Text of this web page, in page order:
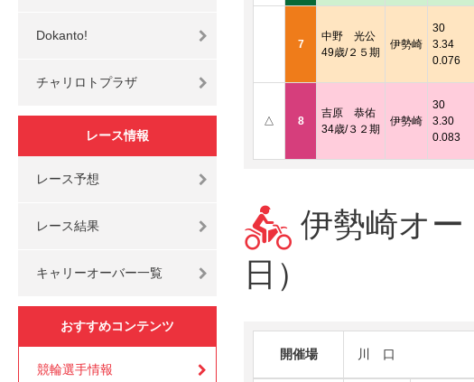
Dokanto!
チャリロトプラザ
レース情報
レース予想
レース結果
キャリーオーバー一覧
おすすめコンテンツ
競輪選手情報
7
中野 光公
49歳/２５期
伊勢崎
30
3.34
0.076
△ 8
吉原 恭佑
34歳/３２期
伊勢崎
30
3.30
0.083
伊勢崎オ
日）
開催場 川 口